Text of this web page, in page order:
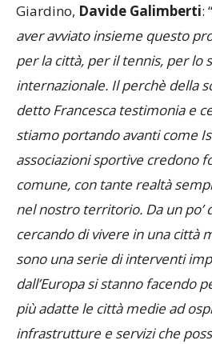
Giardino, Davide Galimberti: “
aver avviato insieme questo
per la città, per il tennis, per lo
internazionale. Il perchè della
detto Francesca testimonia e
stiamo portando avanti come
associazioni sportive credono
comune, con tante realtà
nel nostro territorio. Da un po’
cercando di vivere in una città
sono una serie di interventi
dall’Europa si stanno facendo
più adatte le città medie ad
infrastrutture e servizi che